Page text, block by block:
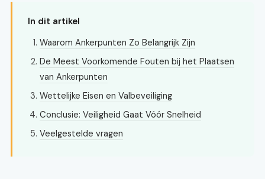
In dit artikel
Waarom Ankerpunten Zo Belangrijk Zijn
De Meest Voorkomende Fouten bij het Plaatsen
van Ankerpunten
Wettelijke Eisen en Valbeveiliging
Conclusie: Veiligheid Gaat Vóór Snelheid
Veelgestelde vragen